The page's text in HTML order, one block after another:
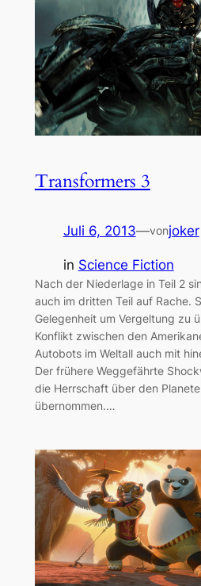
Transformers 3
Juli 6, 2013—vonjoker
in Science Fiction
Nach der Niederlage in Teil 2
auch im dritten Teil auf Rache.
Gelegenheit um Vergeltung zu
Konflikt zwischen den
Autobots im Weltall auch mit
Der frühere Weggefährte
die Herrschaft über den
übernommen.…